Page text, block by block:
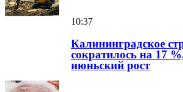
10:37
Калининградское
сократилось на 17
июньский рост